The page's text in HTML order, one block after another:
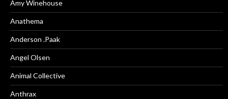
Amy Winehouse
Anathema
Anderson .Paak
Angel Olsen
Animal Collective
Anthrax